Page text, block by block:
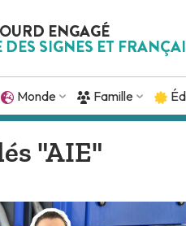
ENGAGÉ
SIGNES ET
Monde Famille
"AIE"